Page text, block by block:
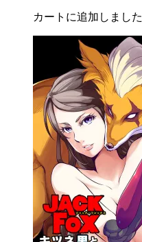
カートに追加しました